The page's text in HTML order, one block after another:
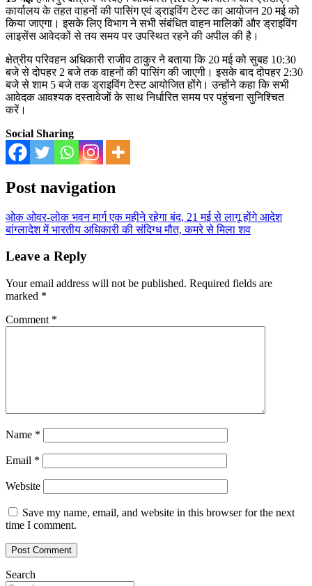
कार्यालय के तहत वाहनों की पासिंग एवं ड्राइविंग टेस्ट का आयोजन 20 मई को
किया जाएगा। इसके लिए विभाग ने सभी संबंधित वाहन मालिकों और ड्राइविंग
लाइसेंस आवेदकों से तय समय पर उपस्थित रहने की अपील की है।
क्षेत्रीय परिवहन अधिकारी राजीव ठाकुर ने बताया कि 20 मई को सुबह 10:30
बजे से दोपहर 2 बजे तक वाहनों की पासिंग की जाएगी। इसके बाद दोपहर 2:30
बजे से शाम 5 बजे तक ड्राइविंग टेस्ट आयोजित होंगे। उन्होंने कहा कि सभी
आवेदक आवश्यक दस्तावेजों के साथ निर्धारित समय पर पहुंचना सुनिश्चित
करें।
Social Sharing
Post navigation
ओक ओवर-लोक भवन मार्ग एक महीने रहेगा बंद, 21 मई से लागू होंगे आदेश
बांग्लादेश में भारतीय अधिकारी की संदिग्ध मौत, कमरे से मिला शव
Leave a Reply
Your email address will not be published. Required fields are
marked *
Comment *
Name *
Email *
Website
Save my name, email, and website in this browser for the next
time I comment.
Search